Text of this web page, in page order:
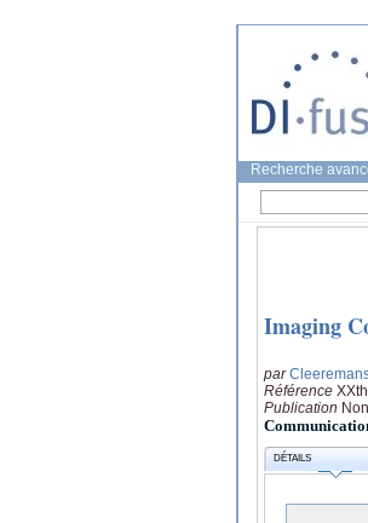
Recherche
Imaging
par
Référence
Publication
DÉTAILS